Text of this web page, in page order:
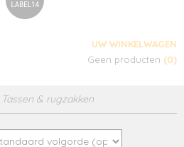
UW WINKELWAGEN
Geen producten (0)
Tassen & rugzakken